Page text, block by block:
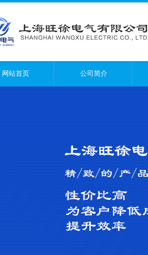
网站首页 公司简介